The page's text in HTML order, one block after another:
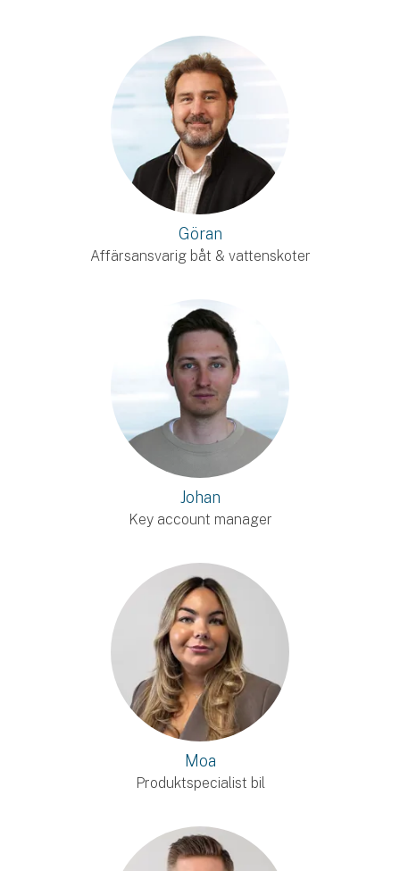
Göran
Affärsansvarig båt & vattenskoter
Johan
Key account manager
Moa
Produktspecialist bil